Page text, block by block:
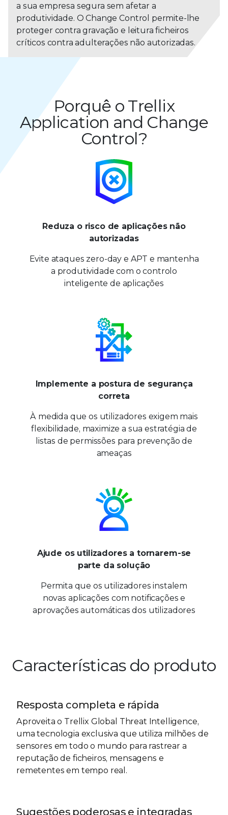
a sua empresa segura sem afetar a
produtividade. O Change Control permite-lhe
proteger contra gravação e leitura ficheiros
críticos contra adulterações não autorizadas.
Porquê o Trellix
Application and Change
Control?
Reduza o risco de aplicações não
autorizadas
Evite ataques zero-day e APT e mantenha
a produtividade com o controlo
inteligente de aplicações
Implemente a postura de segurança
correta
À medida que os utilizadores exigem mais
flexibilidade, maximize a sua estratégia de
listas de permissões para prevenção de
ameaças
Ajude os utilizadores a tornarem-se
parte da solução
Permita que os utilizadores instalem
novas aplicações com notificações e
aprovações automáticas dos utilizadores
Características do produto
Resposta completa e rápida
Aproveita o Trellix Global Threat Intelligence,
uma tecnologia exclusiva que utiliza milhões de
sensores em todo o mundo para rastrear a
reputação de ficheiros, mensagens e
remetentes em tempo real.
Sugestões poderosas e integradas